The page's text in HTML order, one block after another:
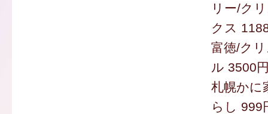
リー/ク
クス
富徳/ク
ル 3500
札幌かに
らし 999